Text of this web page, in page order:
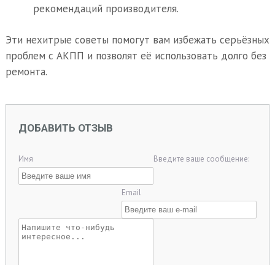
рекомендаций производителя.
Эти нехитрые советы помогут вам избежать серьёзных
проблем с АКПП и позволят её использовать долго без
ремонта.
ДОБАВИТЬ ОТЗЫВ
Имя
Email
Введите ваше сообщение: